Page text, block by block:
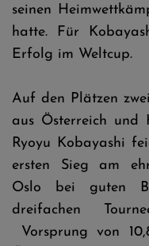
seinen
hatte. Für
Erfolg im Weltcup.
Auf den Plätzen
aus Österreich und
Ryoyu Kobayashi
ersten Sieg am
Oslo bei guten
dreifachen
Vorsprung von